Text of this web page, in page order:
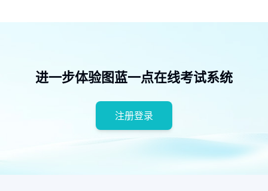
进一步体验图蓝一点在线考试系统
注册登录